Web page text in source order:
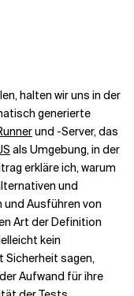
halten wir uns in der
generierte
und -Server, das
als Umgebung, in der
erkläre ich, warum
und
Ausführen von
Art der Definition
kein
Sicherheit sagen,
Aufwand für ihre